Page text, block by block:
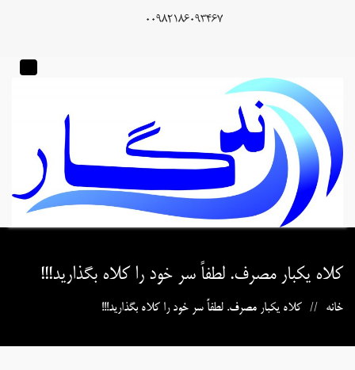
00982186093467
کلاه یکبار مصرف. لطفاً سر خود را کلاه بگذارید!!!
خانه کلاه یکبار مصرف. لطفاً سر خود را کلاه بگذارید!!!